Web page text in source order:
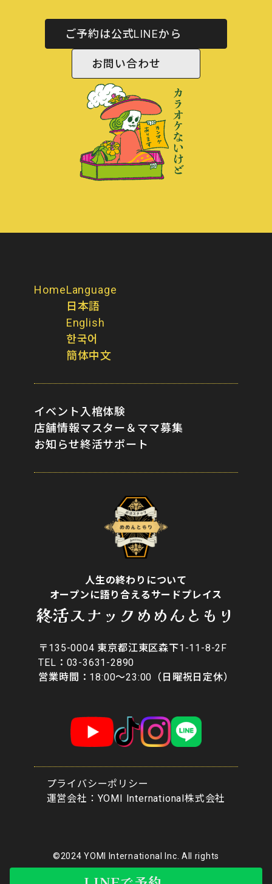
ご予約は公式LINEから
お問い合わせ
HomeLanguage
日本語
English
한국어
簡体中文
イベント
店舗情報
お知らせ
入棺体験
マスター＆ママ募集
終活サポート
人生の終わりについて
オープンに語り合えるサードプレイス
終活スナックめめんともり
〒135-0004 東京都江東区森下1-11-8-2F
​TEL：03-3631-2890
営業時間：18:00〜23:00（日曜祝日定休）
プライバシーポリシー
​運営会社：YOMI International株式会社
©2024 YOMI International Inc. All rights
reserved.